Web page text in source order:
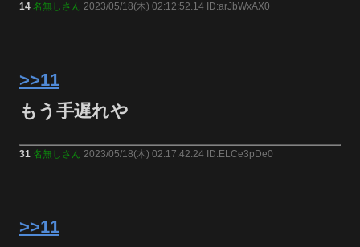
14 名無しさん 2023/05/18(木) 02:12:52.14 ID:arJbWxAX0
>>11
もう手遅れや
31 名無しさん 2023/05/18(木) 02:17:42.24 ID:ELCe3pDe0
>>11